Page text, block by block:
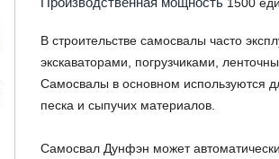
В строительстве самосвалы часто
экскаваторами, погрузчиками,
Самосвалы в основном используются
песка и сыпучих материалов.
Самосвал Дунфэн может